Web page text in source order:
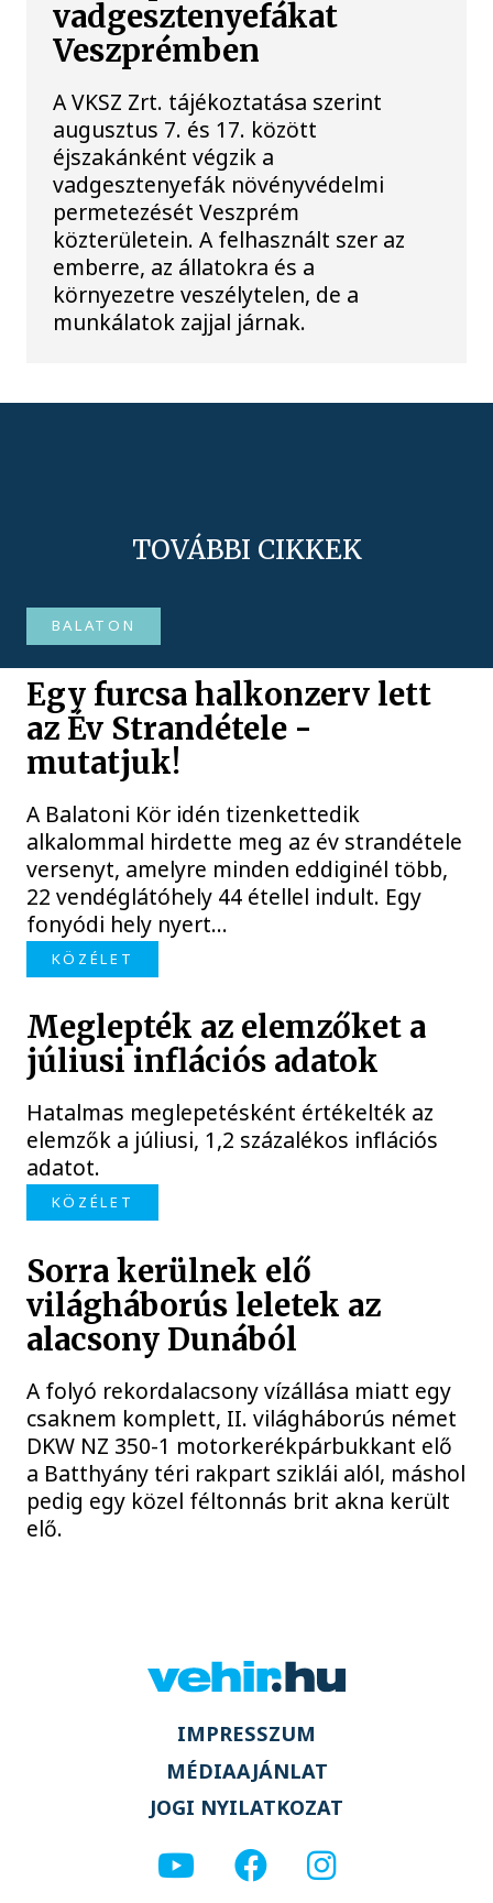
vadgesztenyefákat
Veszprémben
A VKSZ Zrt. tájékoztatása szerint
augusztus 7. és 17. között
éjszakánként végzik a
vadgesztenyefák növényvédelmi
permetezését Veszprém
közterületein. A felhasznált szer az
emberre, az állatokra és a
környezetre veszélytelen, de a
munkálatok zajjal járnak.
TOVÁBBI CIKKEK
BALATON
Egy furcsa halkonzerv lett
az Év Strandétele -
mutatjuk!
A Balatoni Kör idén tizenkettedik
alkalommal hirdette meg az év strandétele
versenyt, amelyre minden eddiginél több,
22 vendéglátóhely 44 étellel indult. Egy
fonyódi hely nyert...
KÖZÉLET
Meglepték az elemzőket a
júliusi inflációs adatok
Hatalmas meglepetésként értékelték az
elemzők a júliusi, 1,2 százalékos inflációs
adatot.
KÖZÉLET
Sorra kerülnek elő
világháborús leletek az
alacsony Dunából
A folyó rekordalacsony vízállása miatt egy
csaknem komplett, II. világháborús német
DKW NZ 350-1 motorkerékpárbukkant elő
a Batthyány téri rakpart sziklái alól, máshol
pedig egy közel féltonnás brit akna került
elő.
IMPRESSZUM
MÉDIAAJÁNLAT
JOGI NYILATKOZAT